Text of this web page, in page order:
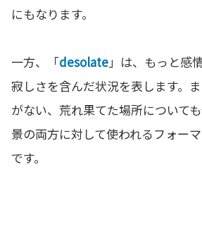
にもなります。
一方、「desolate」は、もっと感
寂しさを含んだ状況を表します。
がない、荒れ果てた場所について
景の両方に対して使われるフォー
です。